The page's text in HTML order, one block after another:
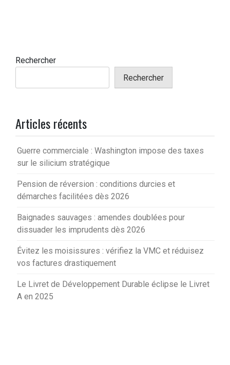
Rechercher
Rechercher
Articles récents
Guerre commerciale : Washington impose des taxes
sur le silicium stratégique
Pension de réversion : conditions durcies et
démarches facilitées dès 2026
Baignades sauvages : amendes doublées pour
dissuader les imprudents dès 2026
Évitez les moisissures : vérifiez la VMC et réduisez
vos factures drastiquement
Le Livret de Développement Durable éclipse le Livret
A en 2025